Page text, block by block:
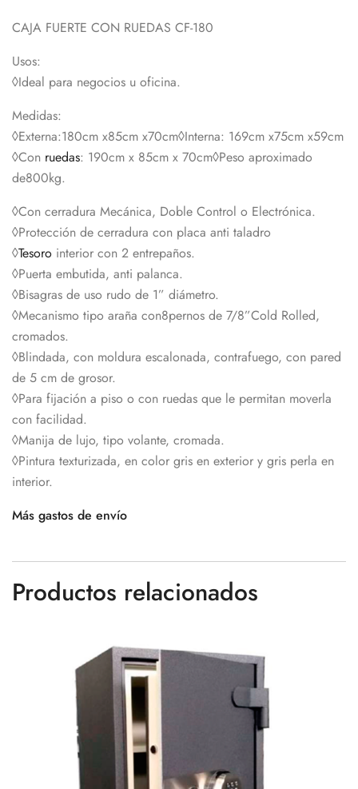
CAJA FUERTE CON RUEDAS CF-180
Usos:
◊Ideal para negocios u oficina.
Medidas:
◊Externa:180cm x85cm x70cm◊Interna: 169cm x75cm x59cm
◊Con ruedas: 190cm x 85cm x 70cm◊Peso aproximado
de800kg.
◊Con cerradura Mecánica, Doble Control o Electrónica.
◊Protección de cerradura con placa anti taladro
◊Tesoro interior con 2 entrepaños.
◊Puerta embutida, anti palanca.
◊Bisagras de uso rudo de 1” diámetro.
◊Mecanismo tipo araña con8pernos de 7/8”Cold Rolled,
cromados.
◊Blindada, con moldura escalonada, contrafuego, con pared
de 5 cm de grosor.
◊Para fijación a piso o con ruedas que le permitan moverla
con facilidad.
◊Manija de lujo, tipo volante, cromada.
◊Pintura texturizada, en color gris en exterior y gris perla en
interior.
Más gastos de envío
Productos relacionados